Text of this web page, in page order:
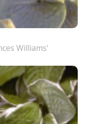
Williams'